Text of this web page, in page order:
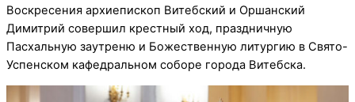
Воскресения архиепископ Витебский и Оршанский
Димитрий совершил крестный ход, праздничную
Пасхальную заутреню и Божественную литургию в Свято-
Успенском кафедральном соборе города Витебска.